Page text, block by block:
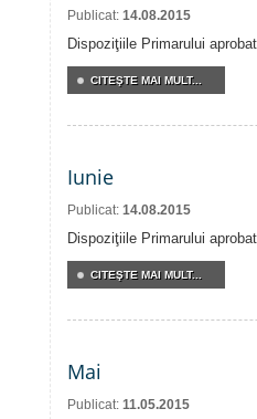
Publicat: 14.08.2015
Dispoziţiile Primarului
CITEŞTE MAI MULT...
Iunie
Publicat: 14.08.2015
Dispoziţiile Primarului
CITEŞTE MAI MULT...
Mai
Publicat: 11.05.2015